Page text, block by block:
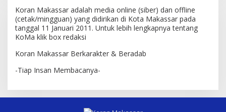
Koran Makassar adalah media online (siber) dan offline
(cetak/mingguan) yang didirikan di Kota Makassar pada
tanggal 11 Januari 2011. Untuk lebih lengkapnya tentang
KoMa klik box redaksi
Koran Makassar Berkarakter & Beradab
-Tiap Insan Membacanya-